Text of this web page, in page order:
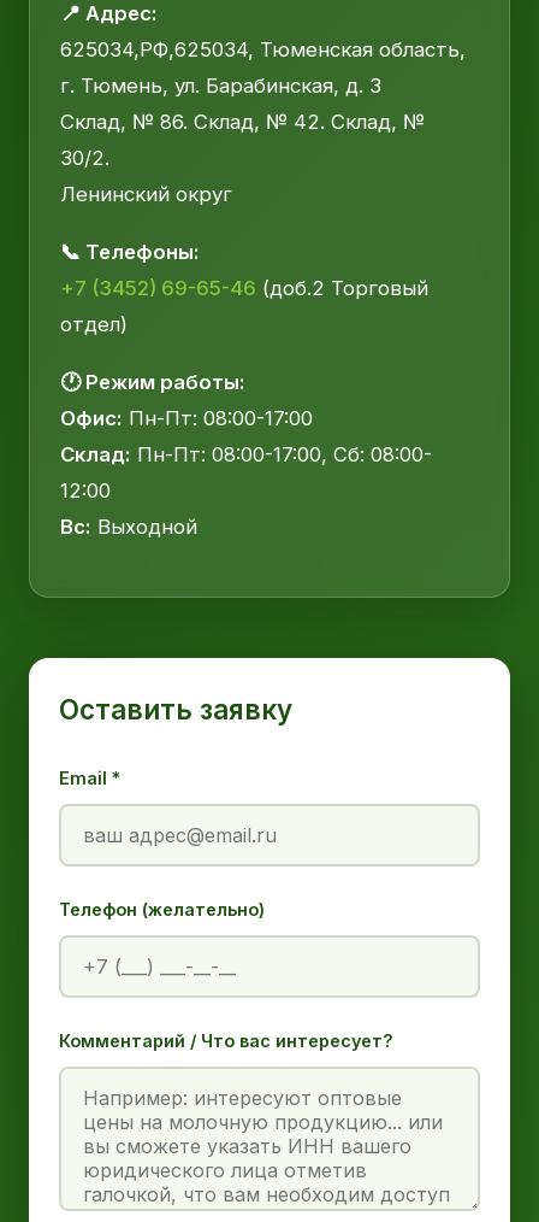
📍 Адрес:
625034,РФ,625034, Тюменская область,
г. Тюмень, ул. Барабинская, д. 3
Склад, № 86. Склад, № 42. Склад, №
30/2.
Ленинский округ
📞 Телефоны:
+7 (3452) 69-65-46 (доб.2 Торговый
отдел)
🕐 Режим работы:
Офис: Пн-Пт: 08:00-17:00
Склад: Пн-Пт: 08:00-17:00, Сб: 08:00-
12:00
Вс: Выходной
Оставить заявку
Email *
Телефон (желательно)
Комментарий / Что вас интересует?